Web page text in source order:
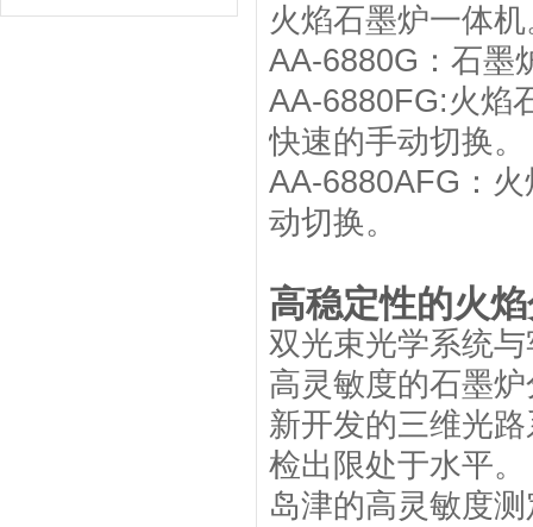
火焰石墨炉一体机
AA-6880G：石墨
AA-6880FG:火焰
快速的手动切换。
AA-6880AFG：
动切换。
高稳定性的火
双光束光学系统
高灵敏度的石墨
新开发的三维光
检出限处于水平。
岛津的高灵敏度